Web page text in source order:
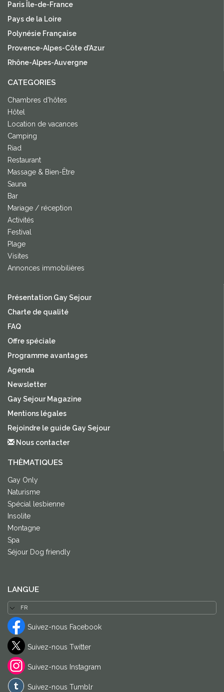
Paris Île-de-France
Pays de la Loire
Polynésie Française
Provence-Alpes-Côte d'Azur
Rhône-Alpes-Auvergne
CATEGORIES
Chambres d'hôtes
Hôtel
Location de vacances
Camping
Riad
Restaurant
Massage & Bien-Être
Sauna
Bar
Mariage / réception
Activités
Festival
Plage
Visites
Annonces immobilières
Présentation Gay Sejour
Charte de qualité
FAQ
Offre spéciale
Programme avantages
Agenda
Newsletter
Gay Sejour Magazine
Mentions légales
Rejoindre le guide Gay Sejour
Nous contacter
THÈMATIQUES
Gay Only
Naturisme
Spécial lesbienne
Insolite
Montagne
Spa
Séjour Dog friendly
LANGUE
Suivez-nous Facebook
Suivez-nous Twitter
Suivez-nous Instagram
Suivez-nous Tumblr